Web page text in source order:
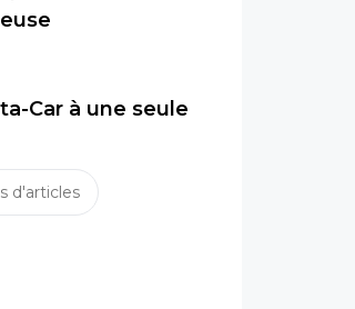
Car à une seule
d'articles